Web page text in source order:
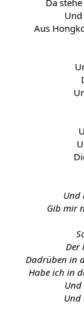
Aus
Und
Gib mir
Der
Dadrüben in
Habe ich in
Und